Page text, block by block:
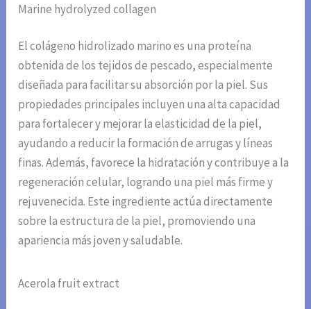
Marine hydrolyzed collagen
El colágeno hidrolizado marino es una proteína
obtenida de los tejidos de pescado, especialmente
diseñada para facilitar su absorción por la piel. Sus
propiedades principales incluyen una alta capacidad
para fortalecer y mejorar la elasticidad de la piel,
ayudando a reducir la formación de arrugas y líneas
finas. Además, favorece la hidratación y contribuye a la
regeneración celular, logrando una piel más firme y
rejuvenecida. Este ingrediente actúa directamente
sobre la estructura de la piel, promoviendo una
apariencia más joven y saludable.
Acerola fruit extract